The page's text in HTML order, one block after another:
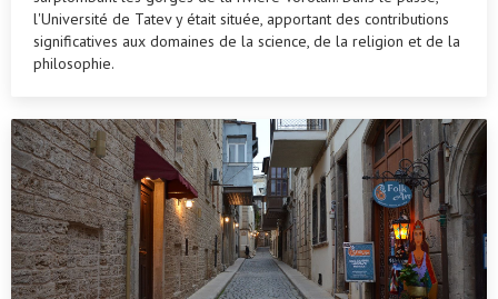
l'Université de Tatev y était située, apportant des contributions
significatives aux domaines de la science, de la religion et de la
philosophie.